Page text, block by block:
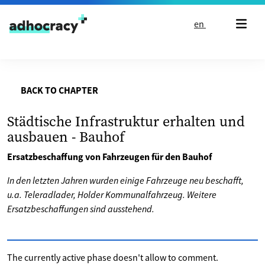
Skip to content
en
BACK TO CHAPTER
Städtische Infrastruktur erhalten und
ausbauen - Bauhof
Ersatzbeschaffung von Fahrzeugen für den Bauhof
In den letzten Jahren wurden einige Fahrzeuge neu beschafft,
u.a. Teleradlader, Holder Kommunalfahrzeug. Weitere
Ersatzbeschaffungen sind ausstehend.
The currently active phase doesn't allow to comment.